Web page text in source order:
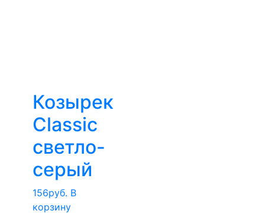
Козырек
Classic
светло-
серый
156руб. В
корзину